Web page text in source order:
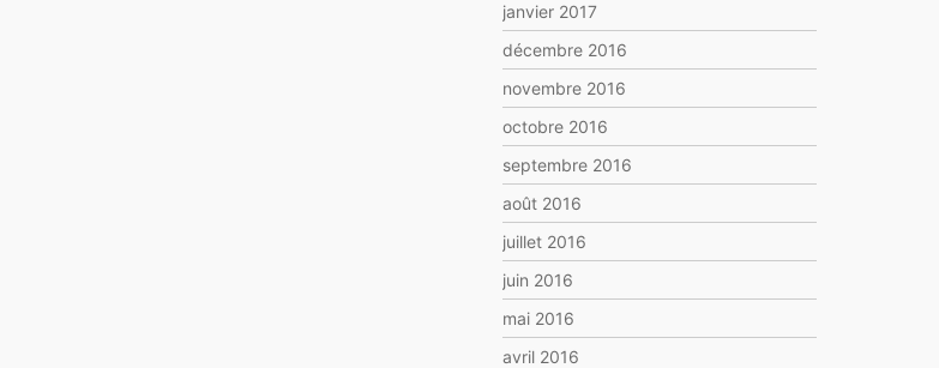
janvier 2017
décembre 2016
novembre 2016
octobre 2016
septembre 2016
août 2016
juillet 2016
juin 2016
mai 2016
avril 2016